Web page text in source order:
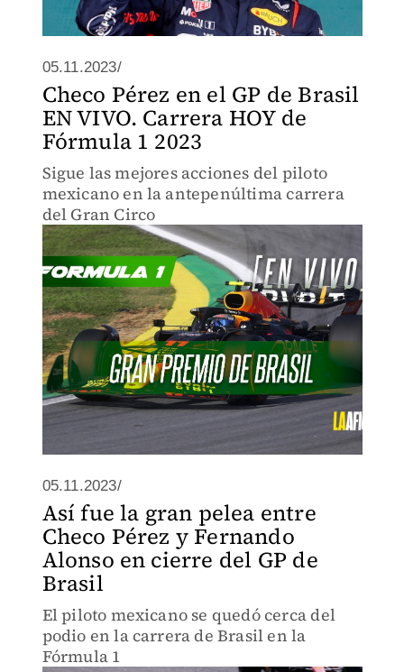
05.11.2023/
Checo Pérez en el GP de Brasil
EN VIVO. Carrera HOY de
Fórmula 1 2023
Sigue las mejores acciones del piloto
mexicano en la antepenúltima carrera
del Gran Circo
05.11.2023/
Así fue la gran pelea entre
Checo Pérez y Fernando
Alonso en cierre del GP de
Brasil
El piloto mexicano se quedó cerca del
podio en la carrera de Brasil en la
Fórmula 1